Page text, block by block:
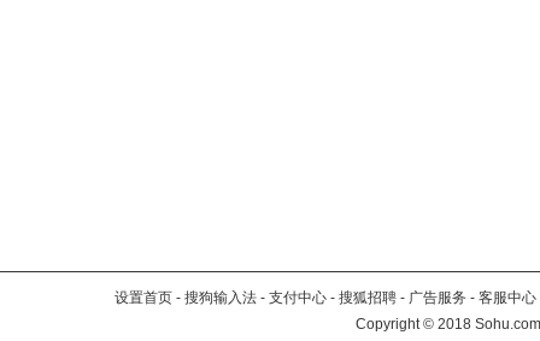
设置首页 - 搜狗输入法 - 支付中心 - 搜狐招聘 - 广告服务 - 客服中心
Copyright©2018